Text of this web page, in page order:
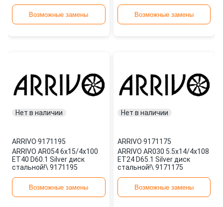
Возможные замены Возможные замены
Нет в наличии
ARRIVO·9171195
ARRIVO AR054 6x15/4x100
ET40 D60.1 Silver диск
стальной!\ 9171195
Возможные замены
Нет в наличии
ARRIVO·9171175
ARRIVO AR030 5.5x14/4x108
ET24 D65.1 Silver диск
стальной!\ 9171175
Возможные замены